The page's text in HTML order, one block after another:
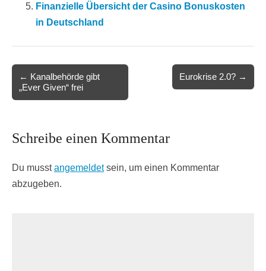
Finanzielle Übersicht der Casino Bonuskosten
in Deutschland
navigation
← Kanalbehörde gibt
„Ever Given“ frei
Eurokrise 2.0? →
Schreibe einen Kommentar
Du musstangemeldetsein, um einen Kommentar
abzugeben.